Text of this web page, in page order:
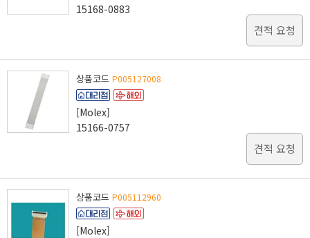
15168-0883
견적 요청
상품코드 P005127008
[Molex]
15166-0757
견적 요청
상품코드 P005112960
[Molex]